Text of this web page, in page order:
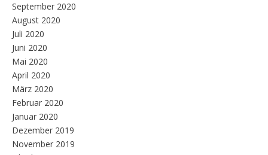
September 2020
August 2020
Juli 2020
Juni 2020
Mai 2020
April 2020
März 2020
Februar 2020
Januar 2020
Dezember 2019
November 2019